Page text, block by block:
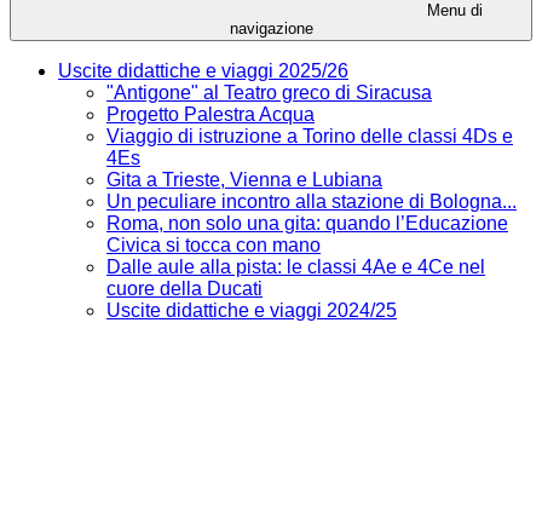
Menu di
navigazione
Uscite didattiche e viaggi 2025/26
"Antigone" al Teatro greco di Siracusa
Progetto Palestra Acqua
Viaggio di istruzione a Torino delle classi 4Ds e
4Es
Gita a Trieste, Vienna e Lubiana
Un peculiare incontro alla stazione di Bologna...
Roma, non solo una gita: quando l’Educazione
Civica si tocca con mano
Dalle aule alla pista: le classi 4Ae e 4Ce nel
cuore della Ducati
Uscite didattiche e viaggi 2024/25